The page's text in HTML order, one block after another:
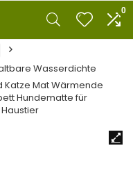
0
Wasserdichte
Katze Mat Wärmende
Hundematte für